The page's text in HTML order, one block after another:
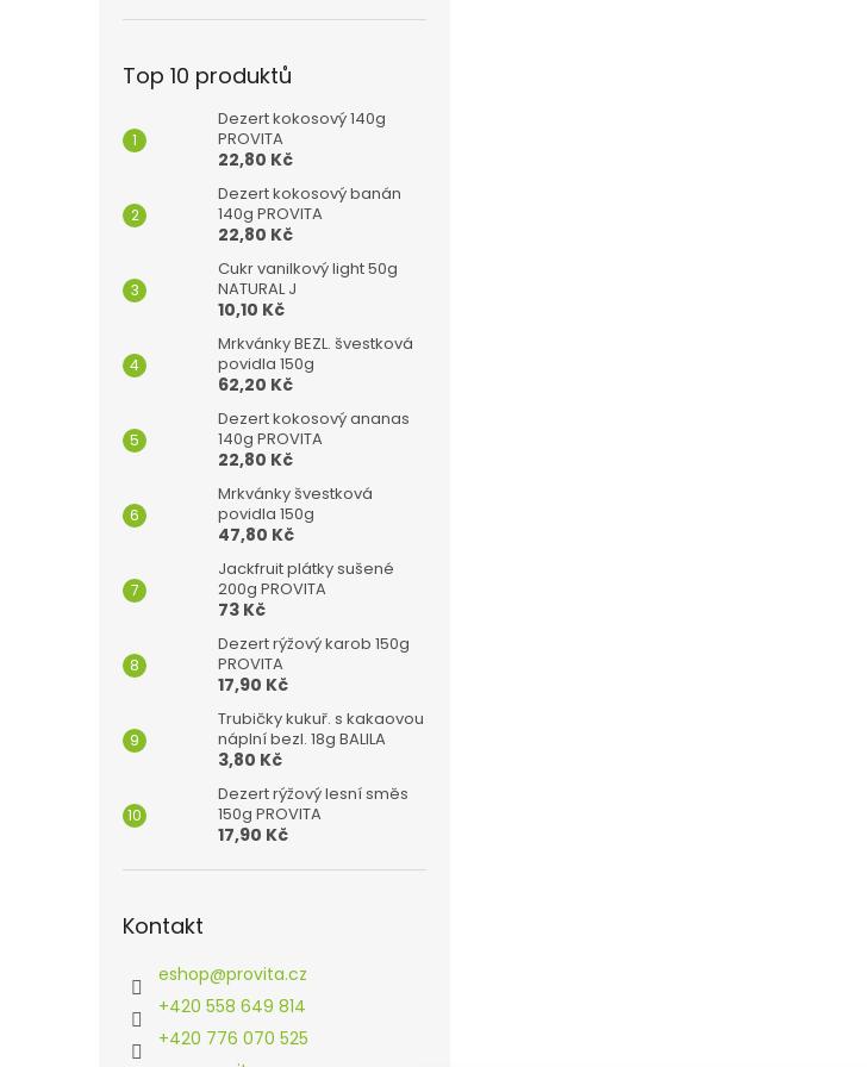
Top 10 produktů
Dezert kokosový 140g
PROVITA
22,80 Kč
Dezert kokosový banán
140g PROVITA
22,80 Kč
Cukr vanilkový light 50g
NATURAL J
10,10 Kč
Mrkvánky BEZL. švestková
povidla 150g
62,20 Kč
Dezert kokosový ananas
140g PROVITA
22,80 Kč
Mrkvánky švestková
povidla 150g
47,80 Kč
Jackfruit plátky sušené
200g PROVITA
73 Kč
Dezert rýžový karob 150g
PROVITA
17,90 Kč
Trubičky kukuř. s kakaovou
náplní bezl. 18g BALILA
3,80 Kč
Dezert rýžový lesní směs
150g PROVITA
17,90 Kč
Kontakt
eshop@provita.cz
+420 558 649 814
+420 776 070 525